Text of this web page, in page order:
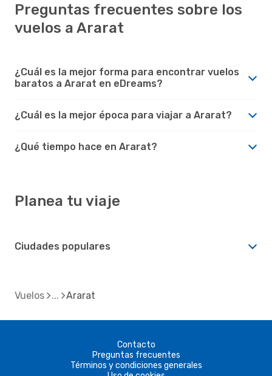
Preguntas frecuentes sobre los
vuelos a Ararat
¿Cuál es la mejor forma para encontrar vuelos
baratos a Ararat en eDreams?
¿Cuál es la mejor época para viajar a Ararat?
¿Qué tiempo hace en Ararat?
Planea tu viaje
Ciudades populares
Vuelos Ararat
Contacto
Preguntas frecuentes
Términos y condiciones generales